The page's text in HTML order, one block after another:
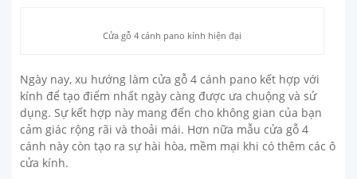
Cửa gỗ 4 cánh pano kính hiện đại
Ngày nay, xu hướng làm cửa gỗ 4 cánh pano kết hợp với
kính để tạo điểm nhất ngày càng được ưa chuộng và sử
dụng. Sự kết hợp này mang đến cho không gian của bạn
cảm giác rộng rãi và thoải mái. Hơn nữa mẫu cửa gỗ 4
cánh này còn tạo ra sự hài hòa, mềm mại khi có thêm các ô
cửa kính.